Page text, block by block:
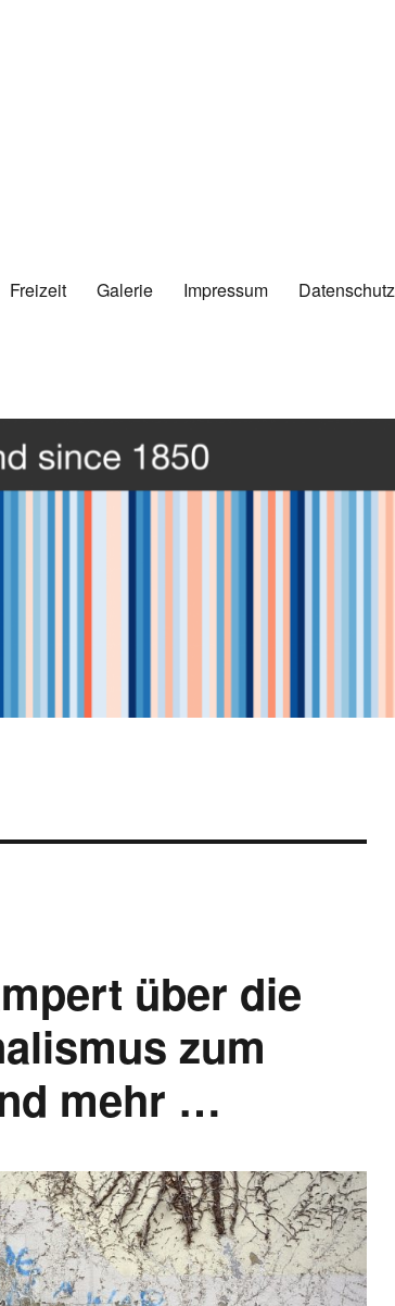
Freizeit Galerie Impressum Datenschutz
über die
zum
mehr …